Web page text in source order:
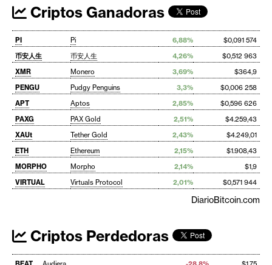
Criptos Ganadoras
PI Pi 6,88%
$0,091 574
币安人生
币安人生 4,26%
$0,512 963
XMR
Monero 3,69%
$364,9
PENGU
Pudgy Penguins 3,3%
$0,006 258
APT
Aptos 2,85%
$0,596 626
PAXG
PAX Gold 2,51%
$4.259,43
XAUt
Tether Gold 2,43%
$4.249,01
ETH
Ethereum 2,15%
$1.908,43
MORPHO
Morpho 2,14%
$1,9
VIRTUAL
Virtuals Protocol 2,01% $0,571 944
DiarioBitcoin.com
Criptos Perdedoras